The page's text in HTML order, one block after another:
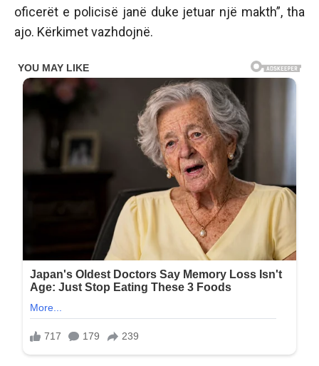
oficerët e policisë janë duke jetuar një makth”, tha
ajo. Kërkimet vazhdojnë.